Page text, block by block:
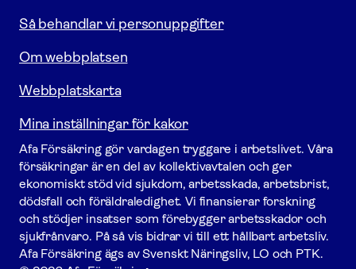
Så behandlar vi personuppgifter
Om webbplatsen
Webbplatskarta
Mina inställningar för kakor
Afa För­säkring gör vardagen tryggare i arbetslivet. Våra
försäk­ringar är en del av kollektivavtalen och ger
ekonomiskt stöd vid sjukdom, arbetsskada, arbetsbrist,
dödsfall och föräldraledighet. Vi finansierar forskning
och stödjer insatser som förebygger arbets­skador och
sjukfrånvaro. På så vis bidrar vi till ett hållbart arbetsliv.
Afa För­säkring ägs av Svenskt Näringsliv, LO och PTK.